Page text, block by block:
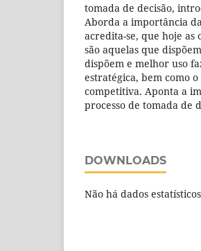
tomada de decisão,
Aborda a importância
acredita-se, que hoje as
são aquelas que
dispõem e melhor uso
estratégica, bem como
competitiva. Aponta a
processo de tomada de
DOWNLOADS
Não há dados